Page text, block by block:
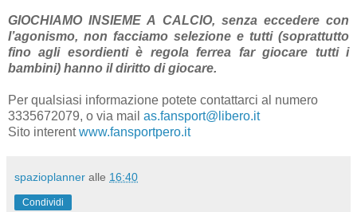
GIOCHIAMO INSIEME A CALCIO, senza eccedere con
l’agonismo, non facciamo selezione e tutti (soprattutto
fino agli esordienti è regola ferrea far giocare tutti i
bambini) hanno il diritto di giocare.
Per qualsiasi informazione potete contattarci al numero
3335672079, o via mail as.fansport@libero.it
Sito interentwww.fansportpero.it
spazioplanner alle 16:40
Condividi